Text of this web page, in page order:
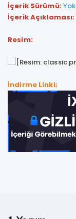
İçerik Sürümü:Yok
İçerik Açıklaması:
Resim:
İndirme Linki;